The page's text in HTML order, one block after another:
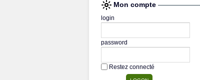
Mon compte
login
password
Restez connecté